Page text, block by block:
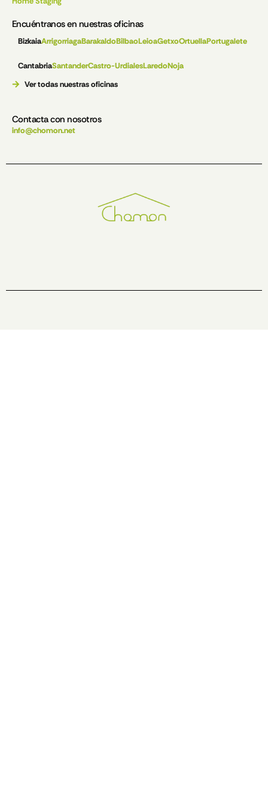
Encuéntranos en nuestras oficinas
BizkaiaArrigorriagaBarakaldoBilbaoLeioaGetxoOrtuellaPortugalete
CantabriaSantanderCastro-UrdialesLaredoNoja
Ver todas nuestras oficinas
Contacta con nosotros
info@chomon.net